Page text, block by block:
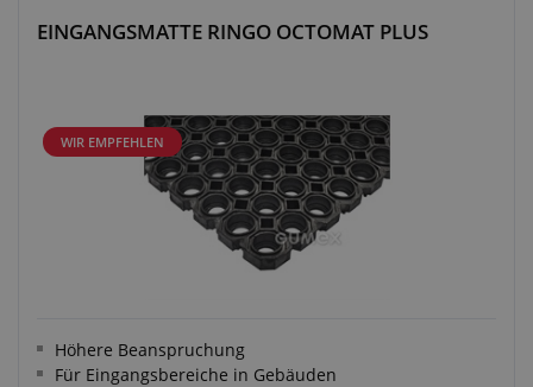
EINGANGSMATTE RINGO OCTOMAT PLUS
WIR EMPFEHLEN
Höhere Beanspruchung
Für Eingangsbereiche in Gebäuden